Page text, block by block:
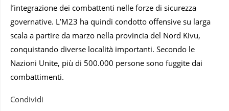
l’integrazione dei combattenti nelle forze di sicurezza
governative. L’M23 ha quindi condotto offensive su larga
scala a partire da marzo nella provincia del Nord Kivu,
conquistando diverse località importanti. Secondo le
Nazioni Unite, più di 500.000 persone sono fuggite dai
combattimenti.
Condividi